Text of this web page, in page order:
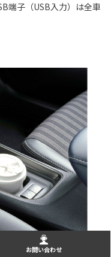
端子（USB入力）は全車
お問い合わせ